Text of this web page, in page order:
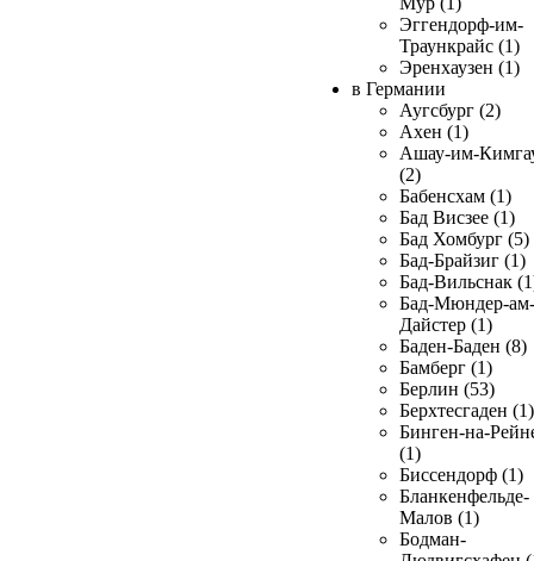
Эггендорф-им-
Траункрайс (1)
Эренхаузен (1)
в Германии
Аугсбург (2)
Ахен (1)
Ашау-им-
(2)
Бабенсхам (1)
Бад Висзее (1)
Бад Хомбург (5)
Бад-Брайзиг (1)
Бад-Вильснак
Бад-Мюндер-ам-
Дайстер (1)
Баден-Баден (8)
Бамберг (1)
Берлин (53)
Берхтесгаден (1)
Бинген-на-
(1)
Биссендорф (1)
Бланкенфельде-
Малов (1)
Бодман-